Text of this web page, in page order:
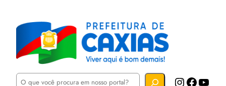
P
Instagram Facebook YouTube